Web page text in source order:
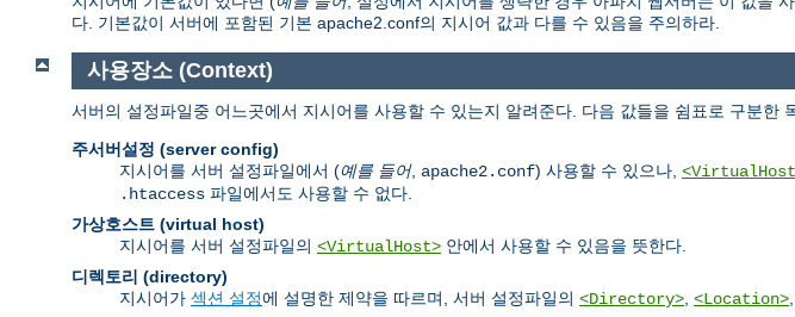
다. 기본값이 서버에 포함된 기본 apache2.conf의 지시어 값과 다를 수 있음을 주의하라.
사용장소 (Context)
서버의 설정파일중 어느곳에서 지시어를 사용할 수 있는지 알려준다. 다음 값들을 쉼표로 구분한
주서버설정 (server config)
지시어를 서버 설정파일에서 (예를 들어, apache2.conf) 사용할 수 있으나,
.htaccess 파일에서도 사용할 수 없다.
가상호스트 (virtual host)
지시어를 서버 설정파일의 <VirtualHost> 안에서 사용할 수 있음을 뜻한다.
디렉토리 (directory)
지시어가 섹션 설정에 설명한 제약을 따르며, 서버 설정파일의 <Directory> <Location>